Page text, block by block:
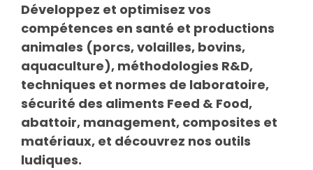
FORMATION
Actualités
Adhérer
Développez et optimisez vos
compétences en santé et productions
animales (porcs, volailles, bovins,
aquaculture), méthodologies R&D,
techniques et normes de laboratoire,
sécurité des aliments Feed & Food,
abattoir, management, composites et
matériaux, et découvrez nos outils
ludiques.